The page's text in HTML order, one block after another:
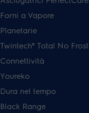
Forni a Vapore
Planetarie
Twintech® Total No Frost
Connettività
Youreko
Dura nel tempo
Black Range